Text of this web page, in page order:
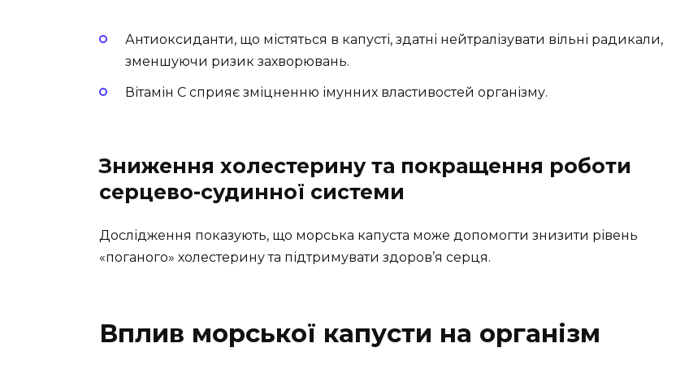
Антиоксиданти, що містяться в капусті, здатні нейтралізувати вільні радикали,
зменшуючи ризик захворювань.
Вітамін С сприяє зміцненню імунних властивостей організму.
Зниження холестерину та покращення роботи
серцево-судинної системи
Дослідження показують, що морська капуста може допомогти знизити рівень
«поганого» холестерину та підтримувати здоров’я серця.
Вплив морської капусти на організм